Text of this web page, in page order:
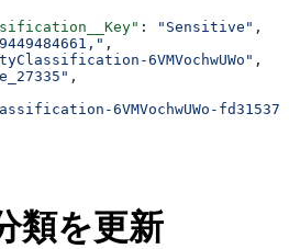
: "Sensitive" ,
,
6VMVochwUWo" ,
,
6VMVochwUWo-
類を更新